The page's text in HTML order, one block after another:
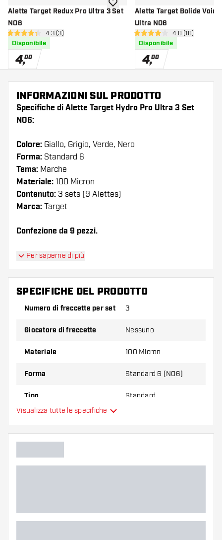
Alette Target Redux Pro Ultra 3 Set
NO6
apri pannello recensioni
4.3 stelle di valutazione
4.3 (3)
Disponibile
4,00
aggiungi alla lista dei desideri
Alette Target Bolide Void
Ultra NO6
apri pannello
4 stelle di valutazione
4.0 (10)
Disponibile
4,00
INFORMAZIONI SUL PRODOTTO
Specifiche di Alette Target Hydro Pro Ultra 3 Set
NO6:
Colore: Giallo, Grigio, Verde, Nero
Forma: Standard 6
Tema: Marche
Materiale: 100 Micron
Contenuto: 3 sets (9 Alettes)
Marca: Target
Confezione da 9 pezzi.
Suggerimento di Dartshopper!
Assicuratevi di avere a portata di mano un gran
numero di alette e di astine. Questi possono
Provate una forma, un materiale o uno
variante vi si addice di più!
Per saperne di più
SPECIFICHE DEL PRODOTTO
Numero di freccette per set 3
Giocatore di freccette Nessuno
Materiale 100 Micron
Forma Standard 6 (NO6)
Tipo Standard
Colori aggiuntivi
Visualizza tutte le specifiche